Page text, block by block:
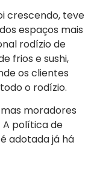
crescendo, teve
espaços mais
rodízio de
frios e sushi,
os clientes
o rodízio.
mas moradores
A política de
adotada já há